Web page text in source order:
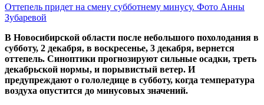
Оттепель придет на смену субботнему минусу. Фото Анны
Зубаревой
В Новосибирской области после небольшого похолодания в
субботу, 2 декабря, в воскресенье, 3 декабря, вернется
оттепель. Синоптики прогнозируют сильные осадки, треть
декабрьской нормы, и порывистый ветер. И
предупреждают о гололедице в субботу, когда температура
воздуха опустится до минусовых значений.